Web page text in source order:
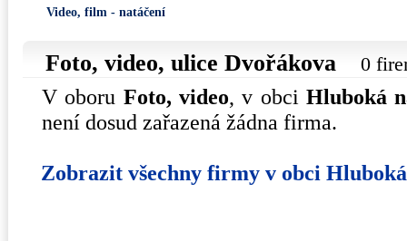
Video, film - natáčení
Foto, video, ulice Dvořákova 0
V oboru Foto, video, v obci Hluboká
není dosud zařazená žádna firma.
Zobrazit všechny firmy v obci